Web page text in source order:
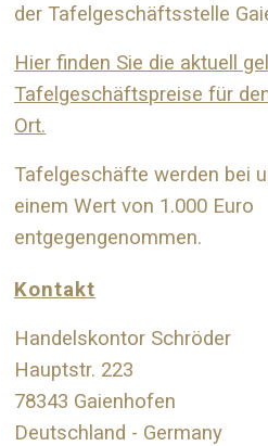
der Tafelgeschäftsstelle
Hier finden Sie die aktuell
Tafelgeschäftspreise für
Ort.
Tafelgeschäfte werden bei
einem Wert von 1.000 Euro
entgegengenommen.
Kontakt
Handelskontor Schröder
Hauptstr. 223
78343 Gaienhofen
Deutschland - Germany